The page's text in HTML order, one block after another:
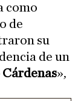
como
de
su
de un
»,